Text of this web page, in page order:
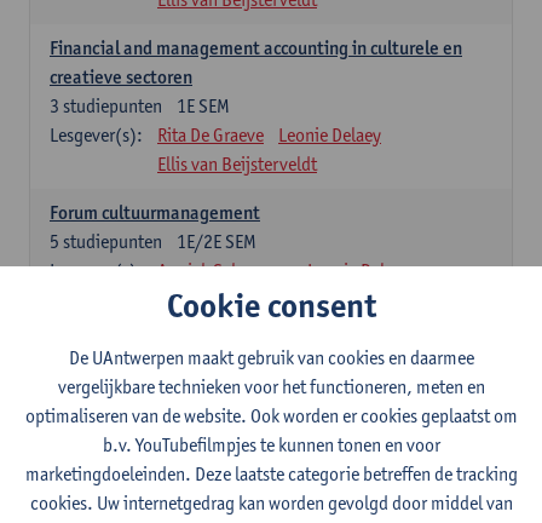
Financial and management accounting in culturele en
creatieve sectoren
1E SEM
3 studiepunten
Lesgever(s):
Rita De Graeve
Leonie Delaey
Ellis van Beijsterveldt
Forum cultuurmanagement
1E/2E SEM
5 studiepunten
Lesgever(s):
Annick Schramme
Leonie Delaey
Ellis van Beijsterveldt
Juridisch kader van de cultuursector
1E SEM
studiepunten
Lesgever(s):
Tobias Van Royen
Leonie Delaey
Ellis van Beijsterveldt
Summer school on responsible fashion management
1E SEM
3studiepunten
Cookie consent
De UAntwerpen maakt gebruik van cookies en daarmee
vergelijkbare technieken voor het functioneren, meten en
optimaliseren van de website. Ook worden er cookies geplaatst om
b.v. YouTubefilmpjes te kunnen tonen en voor
marketingdoeleinden. Deze laatste categorie betreffen de tracking
cookies. Uw internetgedrag kan worden gevolgd door middel van